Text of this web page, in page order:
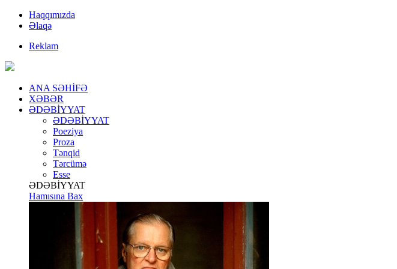
Haqqımızda
Əlaqə
Reklam
ANA SƏHİFƏ
XƏBƏR
ƏDƏBİYYAT
ƏDƏBİYYAT
Poeziya
Proza
Tənqid
Tərcümə
Esse
ƏDƏBİYYAT
Hamısına Bax